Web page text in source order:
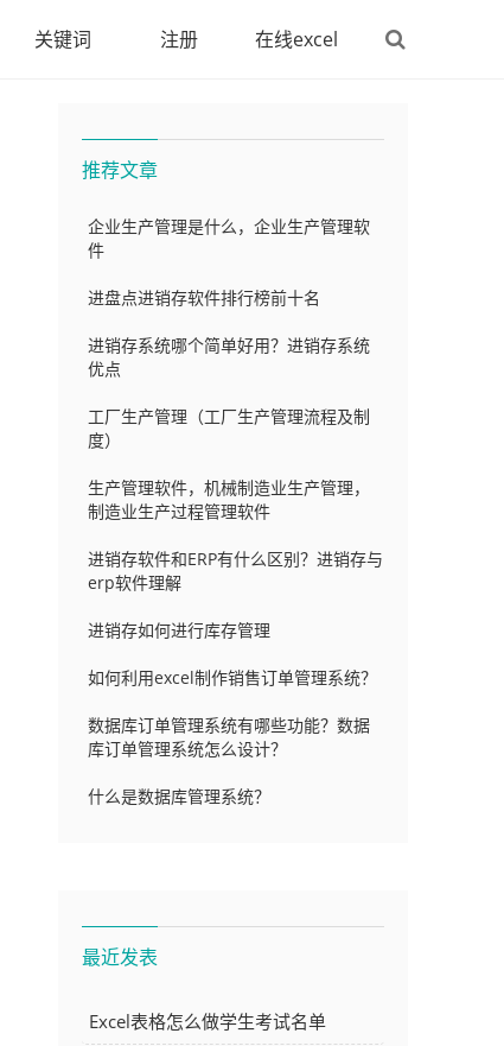
关键词 注册 在线excel
推荐文章
企业生产管理是什么，企业生产管理软
件
进盘点进销存软件排行榜前十名
进销存系统哪个简单好用？进销存系统
优点
工厂生产管理（工厂生产管理流程及制
度）
生产管理软件，机械制造业生产管理，
制造业生产过程管理软件
进销存软件和ERP有什么区别？进销存与
erp软件理解
进销存如何进行库存管理
如何利用excel制作销售订单管理系统？
数据库订单管理系统有哪些功能？数据
库订单管理系统怎么设计？
什么是数据库管理系统？
最近发表
Excel表格怎么做学生考试名单